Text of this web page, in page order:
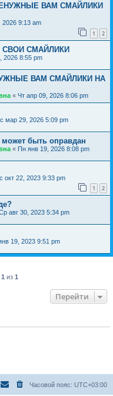
ВАМ СМАЙЛИКИ
2026 9:13 am
1 2
СМАЙЛИКИ
2026 8:55 pm
ВАМ СМАЙЛИКИ НА
« Чт апр 09, 2026 8:06 pm
мар 29, 2026 5:09 pm
быть оправдан
« Пн янв 19, 2026 8:08 pm
окт 22, 2023 9:33 pm
1 2
авг 30, 2023 5:34 pm
19, 2023 9:51 pm
1 из 1
Перейти
Часовой пояс: UTC+03:00